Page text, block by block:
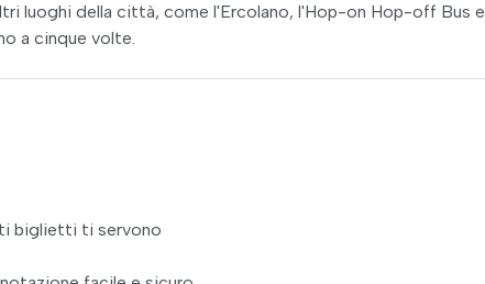
luoghi della città, come l'Ercolano, l'Hop-on Hop-off Bus
a cinque volte.
biglietti ti servono